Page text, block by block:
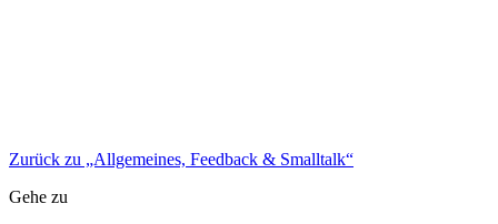
Zurück zu „Allgemeines, Feedback & Smalltalk“
Gehe zu